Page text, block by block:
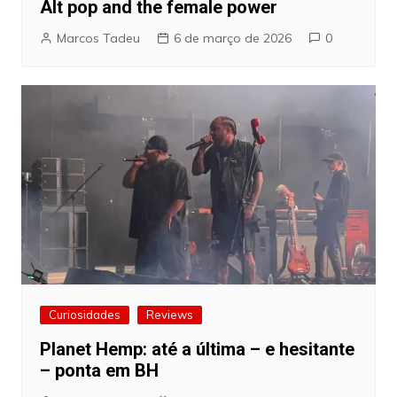
Alt pop and the female power
Marcos Tadeu 6 de março de 2026 0
Curiosidades Reviews
Planet Hemp: até a última – e hesitante
– ponta em BH